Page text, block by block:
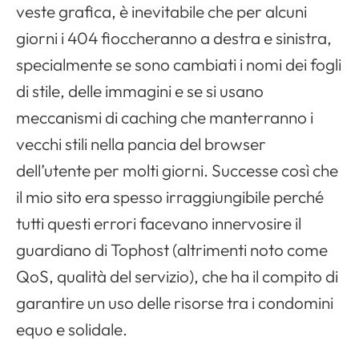
veste grafica, è inevitabile che per alcuni
giorni i 404 fioccheranno a destra e sinistra,
specialmente se sono cambiati i nomi dei fogli
di stile, delle immagini e se si usano
meccanismi di caching che manterranno i
vecchi stili nella pancia del browser
dell’utente per molti giorni. Successe così che
il mio sito era spesso irraggiungibile perché
tutti questi errori facevano innervosire il
guardiano di Tophost (altrimenti noto come
QoS, qualità del servizio), che ha il compito di
garantire un uso delle risorse tra i condomini
equo e solidale.